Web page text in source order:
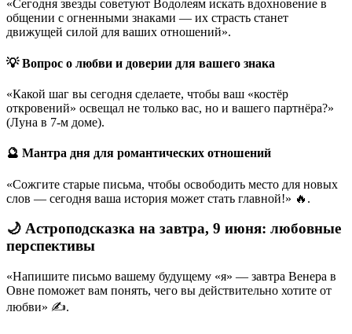
«Сегодня звезды советуют Водолеям искать вдохновение в
общении с огненными знаками — их страсть станет
движущей силой для ваших отношений».
💡 Вопрос о любви и доверии для вашего знака
«Какой шаг вы сегодня сделаете, чтобы ваш «костёр
откровений» освещал не только вас, но и вашего партнёра?»
(Луна в 7-м доме).
🔮 Мантра дня для романтических отношений
«Сожгите старые письма, чтобы освободить место для новых
слов — сегодня ваша история может стать главной!» 🔥.
🌙 Астроподсказка на завтра, 9 июня: любовные
перспективы
«Напишите письмо вашему будущему «я» — завтра Венера в
Овне поможет вам понять, чего вы действительно хотите от
любви» ✍️.